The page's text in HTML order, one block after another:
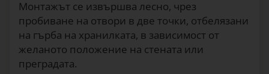
Монтажът се извършва лесно, чрез
пробиване на отвори в две точки, отбелязани
на гърба на хранилката, в зависимост от
желаното положение на стената или
преградата.